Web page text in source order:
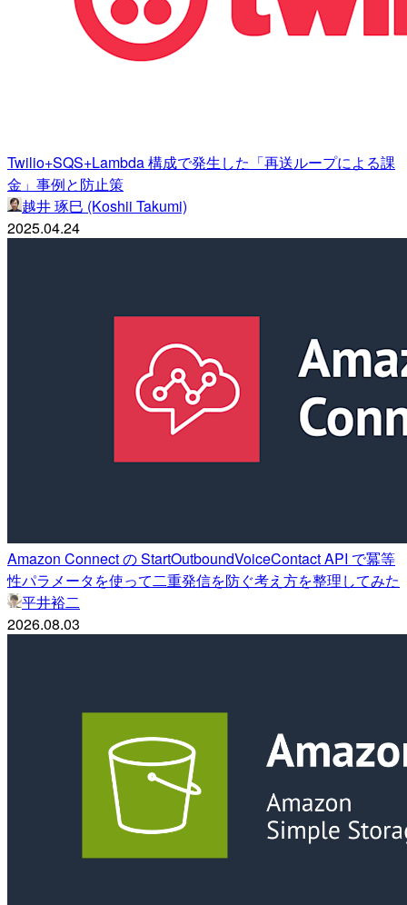
Twilio+SQS+Lambda 構成で発生した「再送ループによる課
金」事例と防止策
越井 琢巳 (Koshii Takumi)
2025.04.24
Amazon Connect の StartOutboundVoiceContact API で冪等
性パラメータを使って二重発信を防ぐ考え方を整理してみた
平井裕二
2026.08.03